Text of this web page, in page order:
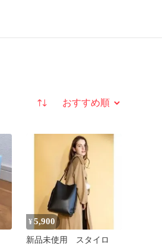
並び替え
¥5,900
新品未使用 スタイロ